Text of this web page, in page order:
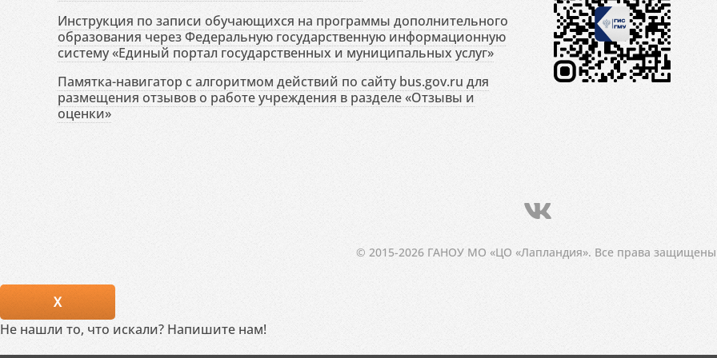
Инструкция по записи обучающихся на программы дополнительного
образования через Федеральную государственную информационную
систему «Единый портал государственных и муниципальных услуг»
Памятка-навигатор с алгоритмом действий по сайту bus.gov.ru для
размещения отзывов о работе учреждения в разделе «Отзывы и
оценки»
© 2015-2026 ГАНОУ МО «ЦО «Лапландия». Все права
X
Не нашли то, что искали? Напишите нам!